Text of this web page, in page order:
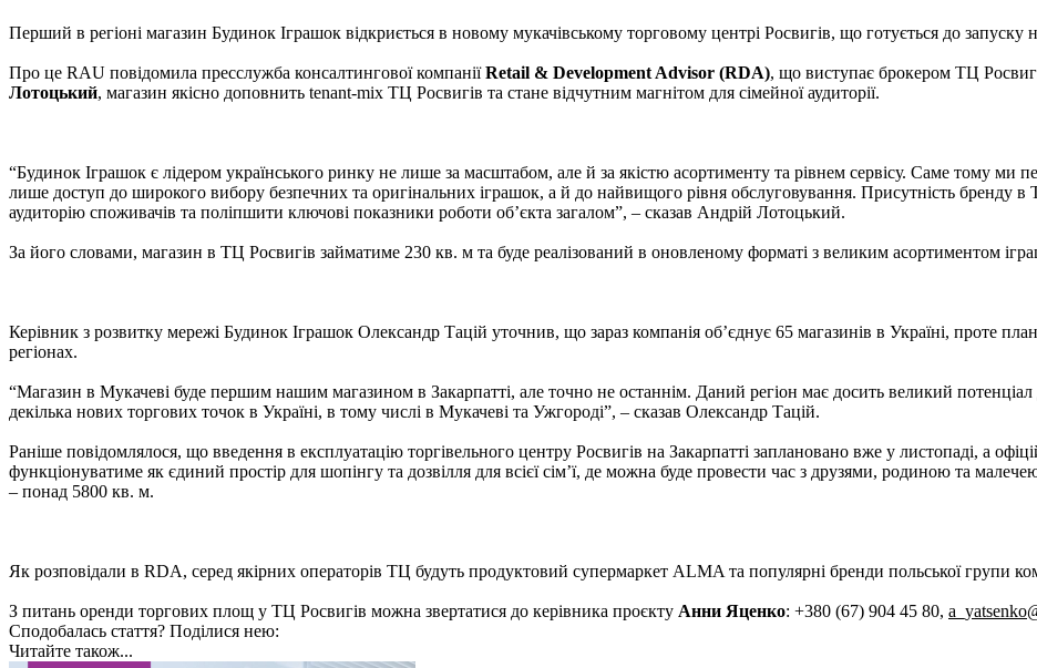
Перший в регіоні магазин Будинок Іграшок відкриється в новому мукачівському торговому центрі Росвигів, що готується до запуску
Про це RAU повідомила пресслужба консалтингової компаніїRetail & Development Advisor (RDA), що виступає брокером ТЦ
Лотоцький, магазин якісно доповнить tenant-mix ТЦ Росвигів та стане відчутним магнітом для сімейної аудиторії.
“Будинок Іграшок є лідером українського ринку не лише за масштабом, але й за якістю асортименту та рівнем сервісу. Саме тому ми
лише доступ до широкого вибору безпечних та оригінальних іграшок, а й до найвищого рівня обслуговування. Присутність бренду в
аудиторію споживачів та поліпшити ключові показники роботи об’єкта загалом”, – сказав Андрій Лотоцький.
За його словами, магазин в ТЦ Росвигів займатиме 230 кв. м та буде реалізований в оновленому форматі з великим асортиментом
Керівник з розвитку мережі Будинок Іграшок Олександр Тацій уточнив, що зараз компанія об’єднує 65 магазинів в Україні, проте
регіонах.
“Магазин в Мукачеві буде першим нашим магазином в Закарпатті, але точно не останнім. Даний регіон має досить великий
декілька нових торгових точок в Україні, в тому числі в Мукачеві та Ужгороді”, – сказав Олександр Тацій.
Раніше повідомлялося, що введення в експлуатацію торгівельного центру Росвигів на Закарпатті заплановано вже у листопаді, а
функціонуватиме як єдиний простір для шопінгу та дозвілля для всієї сім’ї, де можна буде провести час з друзями, родиною та
– понад 5800 кв. м.
Як розповідали в RDA, серед якірних операторів ТЦ будуть продуктовий супермаркет ALMA та популярні бренди польської групи
З питань оренди торгових площ у ТЦ Росвигів можна звертатися до керівника проєкту Анни Яценко: +380 (67) 904 45 80,
Сподобалась стаття? Поділися нею:
Читайте також...